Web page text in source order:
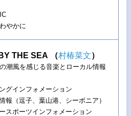
やかに
THE SEA （村椿菜文）
潮風を感じる音楽とローカル情報
グインフォメーション
（逗子、葉山港、シーボニア）
スポーツインフォメーション